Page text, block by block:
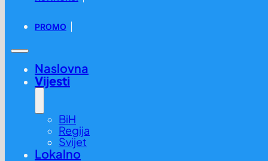
PROMO
Naslovna
Vijesti
BiH
Regija
Svijet
Lokalno